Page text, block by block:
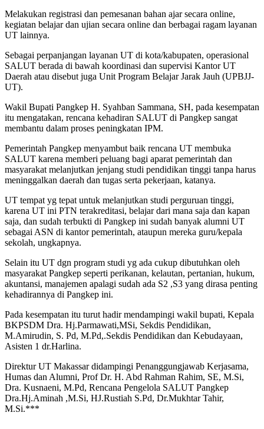
Melakukan registrasi dan pemesanan bahan ajar secara online,
kegiatan belajar dan ujian secara online dan berbagai ragam layanan
UT lainnya.
Sebagai perpanjangan layanan UT di kota/kabupaten, operasional
SALUT berada di bawah koordinasi dan supervisi Kantor UT
Daerah atau disebut juga Unit Program Belajar Jarak Jauh (UPBJJ-
UT).
Wakil Bupati Pangkep H. Syahban Sammana, SH, pada kesempatan
itu mengatakan, rencana kehadiran SALUT di Pangkep sangat
membantu dalam proses peningkatan IPM.
Pemerintah Pangkep menyambut baik rencana UT membuka
SALUT karena memberi peluang bagi aparat pemerintah dan
masyarakat melanjutkan jenjang studi pendidikan tinggi tanpa harus
meninggalkan daerah dan tugas serta pekerjaan, katanya.
UT tempat yg tepat untuk melanjutkan studi perguruan tinggi,
karena UT ini PTN terakreditasi, belajar dari mana saja dan kapan
saja, dan sudah terbukti di Pangkep ini sudah banyak alumni UT
sebagai ASN di kantor pemerintah, ataupun mereka guru/kepala
sekolah, ungkapnya.
Selain itu UT dgn program studi yg ada cukup dibutuhkan oleh
masyarakat Pangkep seperti perikanan, kelautan, pertanian, hukum,
akuntansi, manajemen apalagi sudah ada S2 ,S3 yang dirasa penting
kehadirannya di Pangkep ini.
Pada kesempatan itu turut hadir mendampingi wakil bupati, Kepala
BKPSDM Dra. Hj.Parmawati,MSi, Sekdis Pendidikan,
M.Amirudin, S. Pd, M.Pd,.Sekdis Pendidikan dan Kebudayaan,
Asisten 1 dr.Harlina.
Direktur UT Makassar didampingi Penanggungjawab Kerjasama,
Humas dan Alumni, Prof Dr. H. Abd Rahman Rahim, SE, M.Si,
Dra. Kusnaeni, M.Pd, Rencana Pengelola SALUT Pangkep
Dra.Hj.Aminah ,M.Si, HJ.Rustiah S.Pd, Dr.Mukhtar Tahir,
M.Si.***